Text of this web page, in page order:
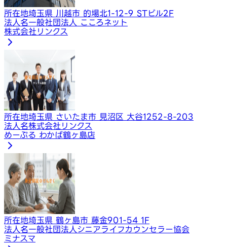
所在地埼玉県 川越市 的場北1-12-9 STビル2F
法人名一般社団法人 こころネット
株式会社リンクス
所在地埼玉県 さいたま市 見沼区 大谷1252-8-203
法人名株式会社リンクス
めーぷる わかば鶴ヶ島店
所在地埼玉県 鶴ヶ島市 藤金901-54 1F
法人名一般社団法人シニアライフカウンセラー協会
ミナスマ